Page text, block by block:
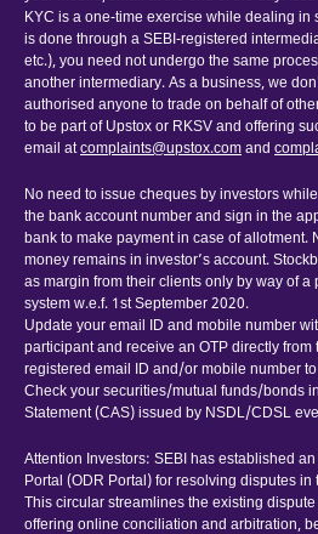
KYC is a one-time exercise while dealing in
is done through a SEBI-registered
etc.), you need not undergo the same
another intermediary. As a business, we
authorised anyone to trade on behalf of
to be part of Upstox or RKSV and offering
email atcomplaints@upstox.comand
No need to issue cheques by investors
the bank account number and sign in the
bank to make payment in case of allotment.
money remains in investor’s account.
as margin from their clients only by way of
system w.e.f. 1st September 2020.
Update your email ID and mobile number
participant and receive an OTP directly
registered email ID and/or mobile number
Check your securities/mutual funds/bonds
Statement (CAS) issued by NSDL/CDSL
Attention Investors: SEBI has established
Portal (ODR Portal) for resolving disputes
This circular streamlines the existing
offering online conciliation and arbitration,